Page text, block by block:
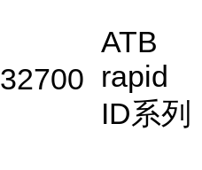
32700
ATB
rapid
ID系列